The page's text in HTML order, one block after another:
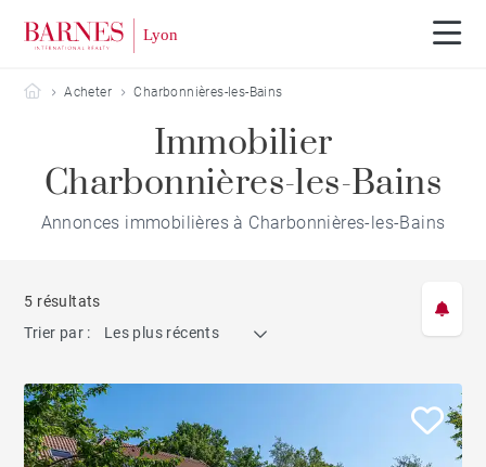
Barnes Lyon
Acheter Charbonnières-les-Bains
Immobilier
Charbonnières-les-Bains
Annonces immobilières à Charbonnières-les-Bains
5 résultats
Trier par :
Les plus récents